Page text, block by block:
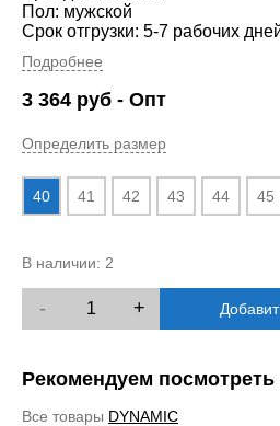
Пол: мужской
Срок отгрузки: 5-7 рабочих
Подробнее
3 364 руб - Опт
Определить размер
40 41 42 43 44 45
В наличии: 2
- +
Рекомендуем посмотреть
Все товары DYNAMIC